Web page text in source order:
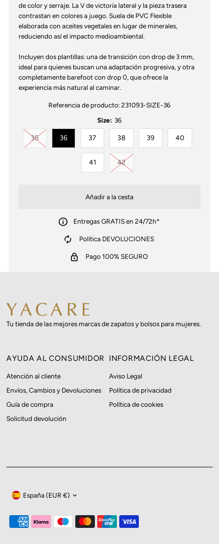
de color y serraje. La V de victoria lateral y la pieza trasera
contrastan en colores a juego. Suela de PVC Flexible
elaborada con aceites vegetales en lugar de minerales,
reduciendo así el impacto medioambiental.
Incluyen dos plantillas: una de transición con drop de 3 mm,
ideal para quienes buscan una adaptación progresiva, y otra
completamente barefoot con drop 0, que ofrece la
experiencia más natural al caminar.
Referencia de producto:231093-SIZE-36
Size: 36
35Variante agotada o no disponible
36 37 38 39 40
41 42Variante agotada o no
Entregas GRATIS en 24/72h*
Política DEVOLUCIONES
Pago 100% SEGURO
Tu tienda de las mejores marcas de zapatos y bolsos para mujeres.
AYUDA AL CONSUMIDOR
Atención al cliente
Envíos, Cambios y Devoluciones
Guía de compra
Solicitud devolución
INFORMACIÓN LEGAL
Aviso Legal
Política de privacidad
Política de cookies
Moneda
España (EUR €)